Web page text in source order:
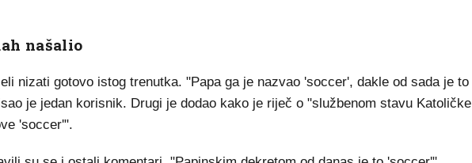
našalio
nizati gotovo istog trenutka. "Papa ga je nazvao 'soccer', dakle od sada je to
je jedan korisnik. Drugi je dodao kako je riječ o "službenom stavu Katoličke
'soccer'".